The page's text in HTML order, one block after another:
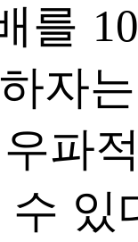
를
자
파
있